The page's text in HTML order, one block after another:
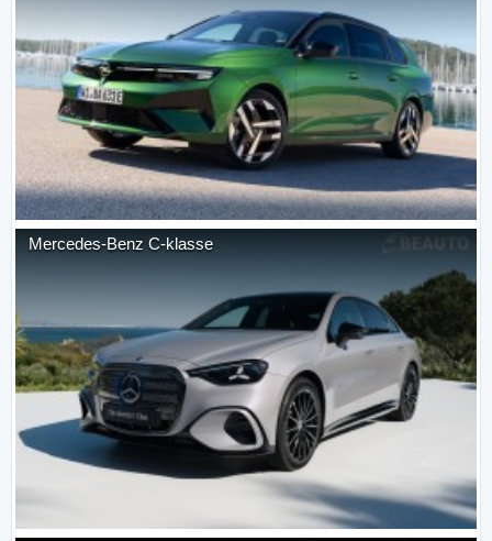
Mercedes-Benz C-klasse